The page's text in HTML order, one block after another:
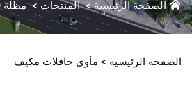
الصفحة الرئيسية>المنتجات>مظلة YEROO
الصفحة الرئيسية > مأوى حافلات مكيف